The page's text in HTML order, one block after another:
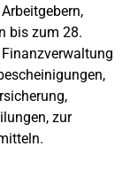
bis zum 28.
zur